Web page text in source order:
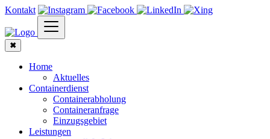
Kontakt
✖
Home
Aktuelles
Containerdienst
Containerabholung
Containeranfrage
Einzugsgebiet
Leistungen